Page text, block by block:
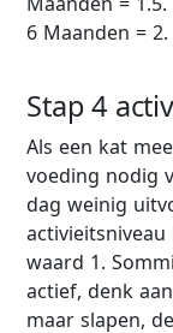
6 Maanden = 2.
Stap 4
Als een kat
voeding nodig
dag weinig
waard 1.
actief, denk
maar slapen,